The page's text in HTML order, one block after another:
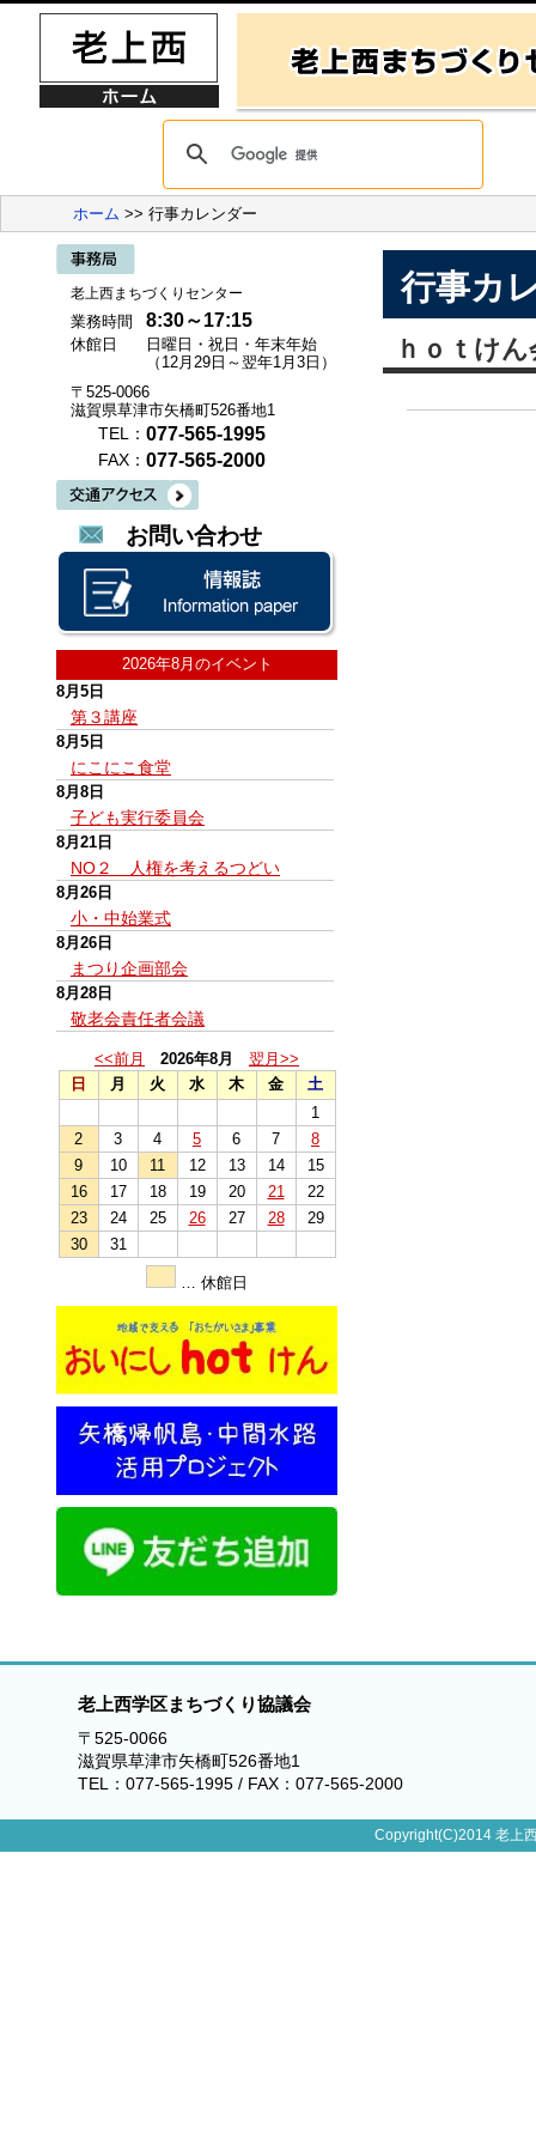
ホーム >> 行事カレンダー
老上西まちづくりセンター
業務時間 8:30～17:15
休館日
日曜日・祝日・年末年始
（12月29日～翌年1月3日）
〒525-0066
滋賀県草津市矢橋町526番地1
TEL： 077-565-1995
FAX： 077-565-2000
お問い合わせ
2026年8月のイベント
8月5日
第３講座
8月5日
にこにこ食堂
8月8日
子ども実行委員会
8月21日
NO２ 人権を考えるつどい
8月26日
小・中始業式
8月26日
まつり企画部会
8月28日
敬老会責任者会議
<<前月 2026年8月
翌月>>
日
月 火 水 木 金
土
1
2
3 4 5 6 7
8
9
10 11 12 13 14
15
16
17 18 19 20 21
22
23
24 25 26 27 28
29
30
31
… 休館日
行事カ
ｈｏｔけ
老上西学区まちづくり協議会
〒525-0066
滋賀県草津市矢橋町526番地1
TEL：077-565-1995 / FAX：077-565-2000
Copyright(C)2014 老上